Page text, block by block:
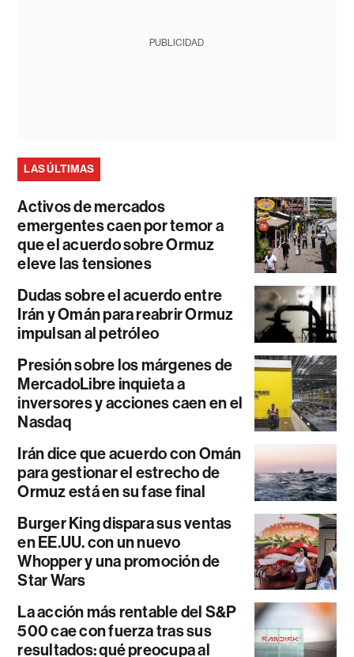
PUBLICIDAD
LAS ÚLTIMAS
Activos de mercados
emergentes caen por temor a
que el acuerdo sobre Ormuz
eleve las tensiones
Dudas sobre el acuerdo entre
Irán y Omán para reabrir Ormuz
impulsan al petróleo
Presión sobre los márgenes de
MercadoLibre inquieta a
inversores y acciones caen en el
Nasdaq
Irán dice que acuerdo con Omán
para gestionar el estrecho de
Ormuz está en su fase final
Burger King dispara sus ventas
en EE.UU. con un nuevo
Whopper y una promoción de
Star Wars
La acción más rentable del S&P
500 cae con fuerza tras sus
resultados: qué preocupa al